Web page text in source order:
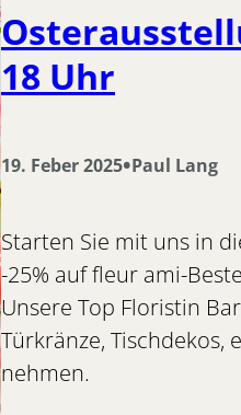
18 Uhr
19. Feber 2025•Paul Lang
Starten Sie mit uns in
-25% auf fleur ami-
Unsere Top Floristin
Türkränze, Tischdekos,
nehmen.